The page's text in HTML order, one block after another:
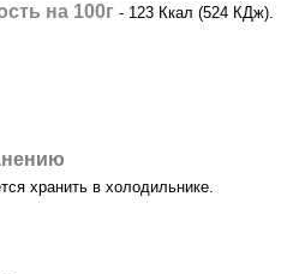
на 100г - 123 Ккал (524 КДж).
хранить в холодильнике.